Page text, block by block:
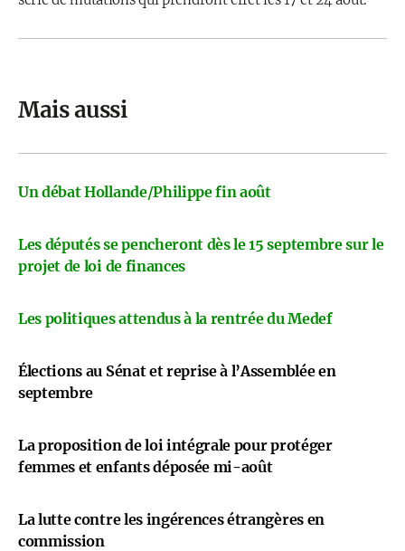
Mais aussi
Un débat Hollande/Philippe fin août
Les députés se pencheront dès le 15 septembre sur le
projet de loi de finances
Les politiques attendus à la rentrée du Medef
Élections au Sénat et reprise à l’Assemblée en
septembre
La proposition de loi intégrale pour protéger
femmes et enfants déposée mi-août
La lutte contre les ingérences étrangères en
commission